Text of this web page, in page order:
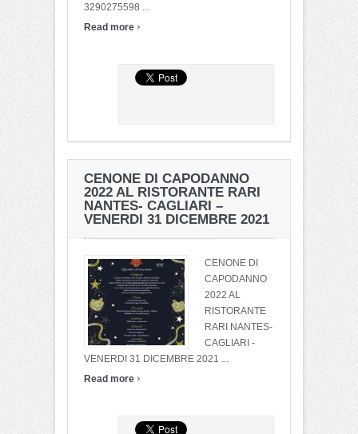
3290275598 ...
Read more ›
CENONE DI CAPODANNO
2022 AL RISTORANTE RARI
NANTES- CAGLIARI –
VENERDI 31 DICEMBRE 2021
CENONE DI
CAPODANNO
2022 AL
RISTORANTE
RARI NANTES-
CAGLIARI -
VENERDI 31 DICEMBRE 2021 ...
Read more ›